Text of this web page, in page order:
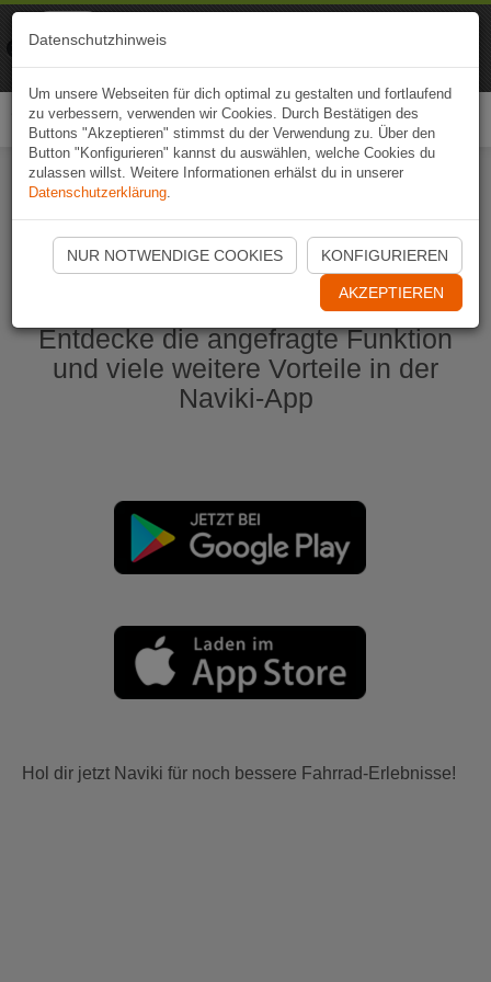
Naviki App jetzt öffnen
Entdecke die angefragte Funktion
und viele weitere Vorteile in der
Naviki-App
Hol dir jetzt Naviki für noch bessere Fahrrad-Erlebnisse!
Datenschutzhinweis
Um unsere Webseiten für dich optimal zu gestalten und fortlaufend
zu verbessern, verwenden wir Cookies. Durch Bestätigen des
Buttons "Akzeptieren" stimmst du der Verwendung zu. Über den
Button "Konfigurieren" kannst du auswählen, welche Cookies du
zulassen willst. Weitere Informationen erhälst du in unserer
Datenschutzerklärung.
NUR NOTWENDIGE COOKIES KONFIGURIEREN
AKZEPTIEREN
Naviki